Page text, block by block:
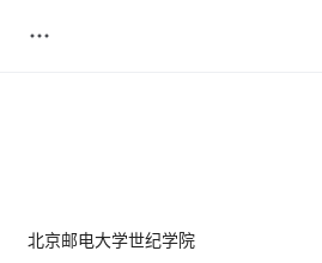
北京邮电大学世纪学院